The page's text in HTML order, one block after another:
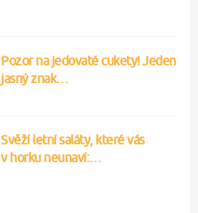
Pozor na jedovaté cukety! Jeden
jasný znak…
Svěží letní saláty, které vás
v horku neunaví:…